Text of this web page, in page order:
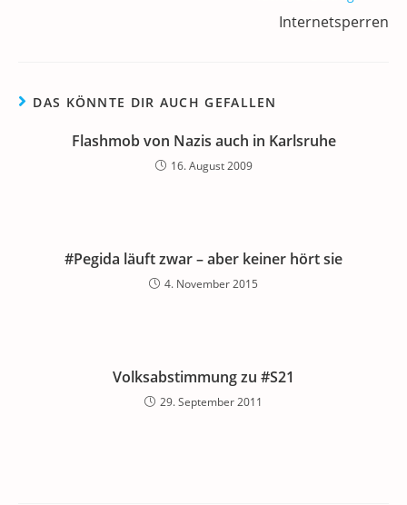
Internetsperren
DAS KÖNNTE DIR AUCH GEFALLEN
Flashmob von Nazis auch in Karlsruhe
16. August 2009
#Pegida läuft zwar – aber keiner hört sie
4. November 2015
Volksabstimmung zu #S21
29. September 2011